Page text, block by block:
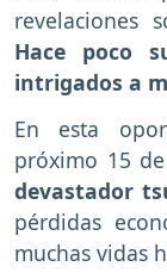
revelaciones
Hace poco
intrigados a
En esta
próximo 15
devastador
pérdidas
muchas vidas